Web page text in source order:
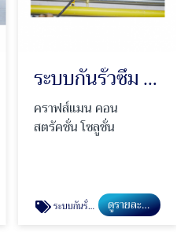
ระบบกันรั่วซึม PU Injection
คราฟส์แมน คอน
สตรัคชั่น โซลูชั่น
ระบบกันรั่วซึม PU Injection ดูรายละเอียด